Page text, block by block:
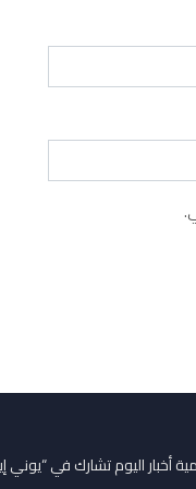
أخبار اليوم تشارك في “يوني